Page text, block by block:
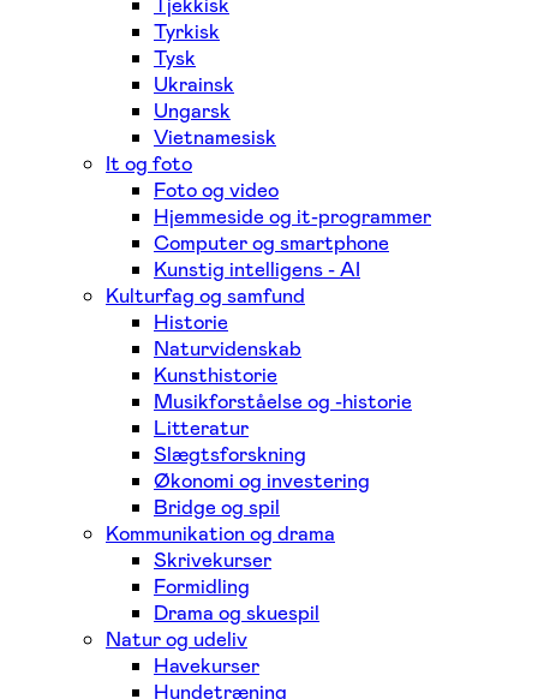
Tyrkisk
Tysk
Ukrainsk
Ungarsk
Vietnamesisk
It og foto
Foto og video
Hjemmeside og it-programmer
Computer og smartphone
Kunstig intelligens - AI
Kulturfag og samfund
Historie
Naturvidenskab
Kunsthistorie
Musikforståelse og -historie
Litteratur
Slægtsforskning
Økonomi og investering
Bridge og spil
Kommunikation og drama
Skrivekurser
Formidling
Drama og skuespil
Natur og udeliv
Havekurser
Hundetræning